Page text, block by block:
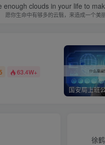
enough clouds in your life to
愿你生命中有够多的云翳，来造成一个美
63.4W+
徐